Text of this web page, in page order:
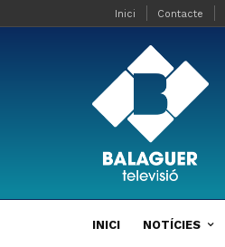
Inici Contacte
INICI NOTÍCIES